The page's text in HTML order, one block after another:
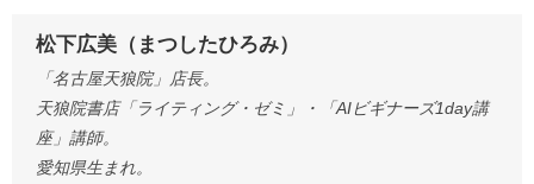
松下広美（まつしたひろみ）
「名古屋天狼院」店長。
天狼院書店「ライティング・ゼミ」・「AIビギナーズ1day講
座」講師。
愛知県生まれ。